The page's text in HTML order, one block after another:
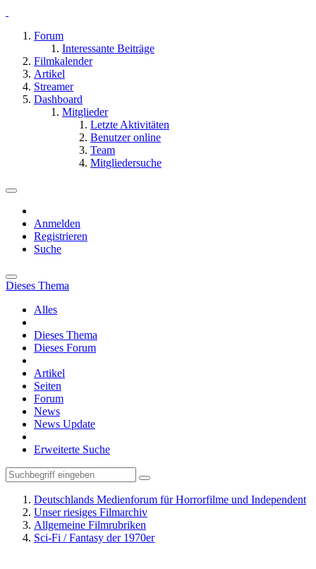
Forum
Interessante Beiträge
Filmkalender
Artikel
Streamer
Dashboard
Mitglieder
Letzte Aktivitäten
Benutzer online
Team
Mitgliedersuche
Anmelden
Registrieren
Suche
Dieses Thema
Alles
Dieses Thema
Dieses Forum
Artikel
Seiten
Forum
News
News Update
Erweiterte Suche
Deutschlands Medienforum für Horrorfilme und Independent
Unser riesiges Filmarchiv
Allgemeine Filmrubriken
Sci-Fi / Fantasy der 1970er